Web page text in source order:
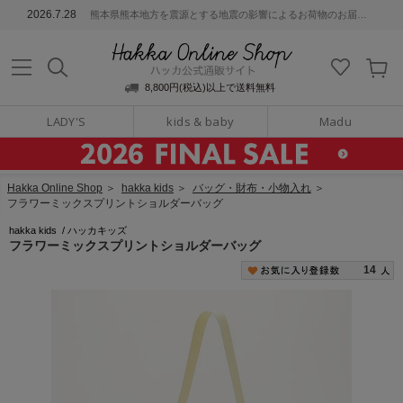
2026.7.28 熊本県熊本地方を震源とする地震の影響によるお荷物のお届けについて
8,800円(税込)以上で送料無料
LADY'S kids & baby Madu
通販サイト
Hakka Online Shop ＞ hakka kids ＞ バッグ・財布・小物入れ ＞
フラワーミックスプリントショルダーバッグ
hakka kids / ハッカキッズ
フラワーミックスプリントショルダーバッグ
14